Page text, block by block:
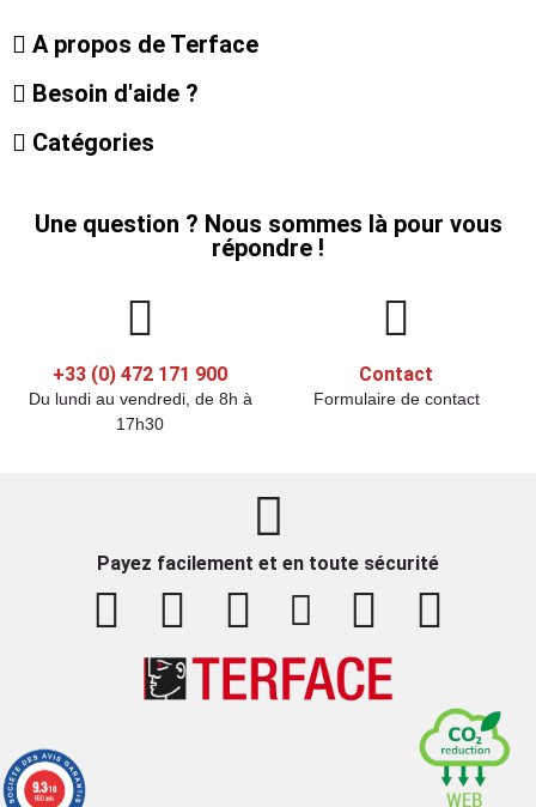
A propos de Terface
Besoin d'aide ?
Catégories
Une question ? Nous sommes là pour vous
répondre !
+33 (0) 472 171 900
Du lundi au vendredi, de 8h à
17h30
Contact
Formulaire de contact
Payez facilement et en toute sécurité
9.3/10
660 avis